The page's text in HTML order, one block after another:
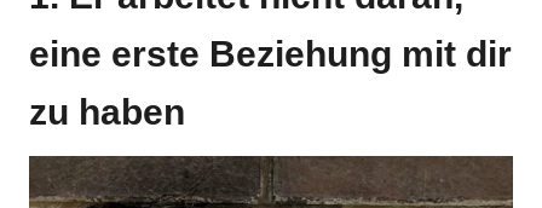
eine erste Beziehung mit dir
zu haben